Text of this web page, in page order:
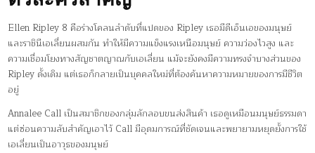
Ellen Ripley 8 คือร่างโคลนลำดับที่แปดของ Ripley เธอมีดีเอ็นเอของมนุษย์
และราชินีเอเลี่ยนผสมกัน ทำให้มีความแข็งแรงเหนือมนุษย์ ความว่องไวสูง และ
ความเชื่อมโยงทางสัญชาตญาณกับเอเลี่ยน แม้จะยังคงมีความทรงจำบางส่วนของ
Ripley ดั้งเดิม แต่เธอก็กลายเป็นบุคคลใหม่ที่ต้องค้นหาความหมายของการมีชีวิต
อยู่
Annalee Call เป็นสมาชิกของกลุ่มลักลอบขนส่งสินค้า เธอดูเหมือนมนุษย์ธรรมดา
แต่ซ่อนความลับสำคัญเอาไว้ Call มีอุดมการณ์ที่ชัดเจนและพยายามหยุดยั้งการใช้
เอเลี่ยนเป็นอาวุธของมนุษย์